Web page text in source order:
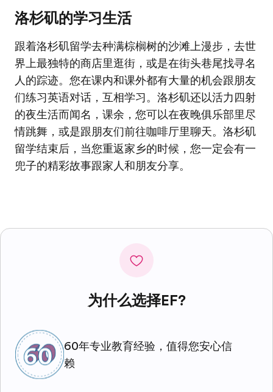
洛杉矶的学习生活
跟着洛杉矶留学去种满棕榈树的沙滩上漫步，去世
界上最独特的商店里逛街，或是在街头巷尾找寻名
人的踪迹。您在课内和课外都有大量的机会跟朋友
们练习英语对话，互相学习。洛杉矶还以活力四射
的夜生活而闻名，课余，您可以在夜晚俱乐部里尽
情跳舞，或是跟朋友们前往咖啡厅里聊天。洛杉矶
留学结束后，当您重返家乡的时候，您一定会有一
兜子的精彩故事跟家人和朋友分享。
为什么选择EF?
60年专业教育经验，值得您安心信
赖